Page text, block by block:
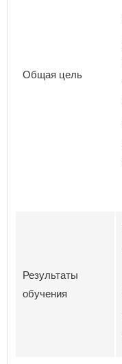
Общая цель
Результаты
обучения